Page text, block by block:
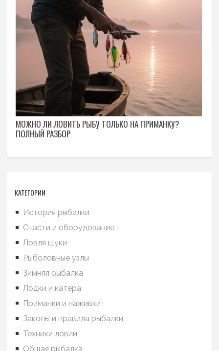
МОЖНО ЛИ ЛОВИТЬ РЫБУ ТОЛЬКО НА ПРИМАНКУ?
ПОЛНЫЙ РАЗБОР
КАТЕГОРИИ
История рыбалки
Снасти и оборудование
Ловля щуки
Рыболовные узлы
Зимняя рыбалка
Лодки и катера
Приманки и наживки
Законы и правила рыбалки
Техники ловли
Общая рыбалка